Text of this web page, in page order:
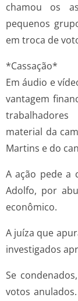
chamou os
pequenos
em troca de
*Cassação*
Em áudio e
vantagem
material da
Martins e do
A ação pede a
Adolfo, por
econômico.
A juíza que
investigados
Se
votos